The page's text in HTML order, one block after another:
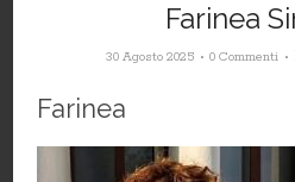
Farinea
30 Agosto 2025 0 Commenti
Farinea